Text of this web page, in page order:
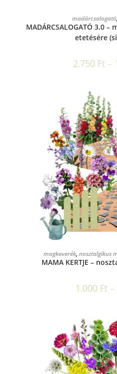
OPCIÓK
madárcsalogató,
MADÁRCSALOGATÓ 3.0
etetésére
2.750 Ft –
OPCIÓK
magkeverék, nosztalgikus
MAMA KERTJE –
1.000 Ft –